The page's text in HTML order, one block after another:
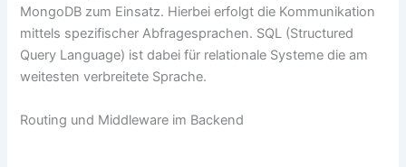
MongoDB zum Einsatz. Hierbei erfolgt die Kommunikation
mittels spezifischer Abfragesprachen. SQL (Structured
Query Language) ist dabei für relationale Systeme die am
weitesten verbreitete Sprache.
Routing und Middleware im Backend